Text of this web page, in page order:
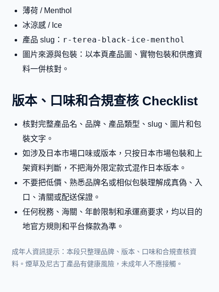
薄荷 / Menthol
冰涼感 / Ice
產品 slug： r-terea-black-ice-menthol
圖片來源與包裝：以本頁產品圖、實物包裝和供應資
料一併核對。
版本、口味和合規查核 Checklist
核對完整產品名、品牌、產品類型、slug、圖片和包
裝文字。
如涉及日本市場口味或版本，只按日本市場包裝和上
架資料判斷，不把海外限定款式混作日本版本。
不要把低價、熟悉品牌名或相似包裝理解成真偽、入
口、清關或配送保證。
任何稅務、海關、年齡限制和承運商要求，均以目的
地官方規則和平台條款為準。
成年人資訊提示：本段只整理品牌、版本、口味和合規查核資
料。煙草及尼古丁產品有健康風險，未成年人不應接觸。